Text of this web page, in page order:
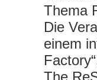
Thema
Die
einem
The